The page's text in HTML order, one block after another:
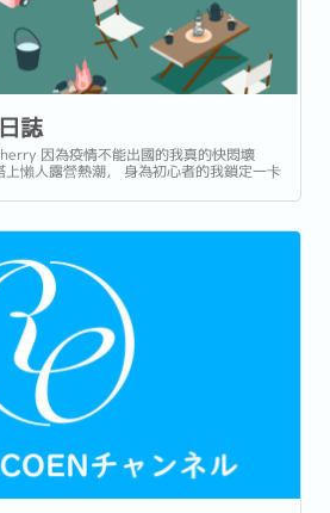
誌
因為疫情不能出國的我真的快悶壞
懶人露營熱潮， 身為初心者的我鎖定一卡
網搶訂房 (上班都沒那麼認真XD) 選擇的